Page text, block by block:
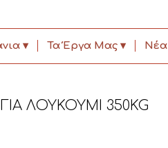
Τα Έργα Μας Νέα
ΛΟΥΚΟΥΜΙ 350KG